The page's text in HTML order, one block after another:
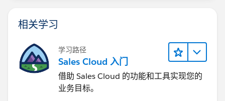
相关学习
学习路径
Sales Cloud 入门
借助 Sales Cloud 的功能和工具实现您的
业务目标。